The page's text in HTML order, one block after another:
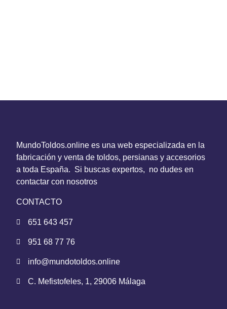
MundoToldos.online es una web especializada en la
fabricación y venta de toldos, persianas y accesorios
a toda España. Si buscas expertos, no dudes en
contactar con nosotros
CONTACTO
651 643 457
951 68 77 76
info@mundotoldos.online
C. Mefistofeles, 1, 29006 Málaga